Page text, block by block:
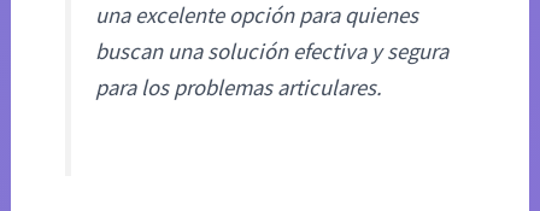
una excelente opción para quienes
buscan una solución efectiva y segura
para los problemas articulares.